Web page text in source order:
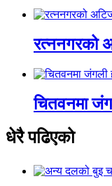
रत्ननगरको
चितवनमा
धेरै पढिएको